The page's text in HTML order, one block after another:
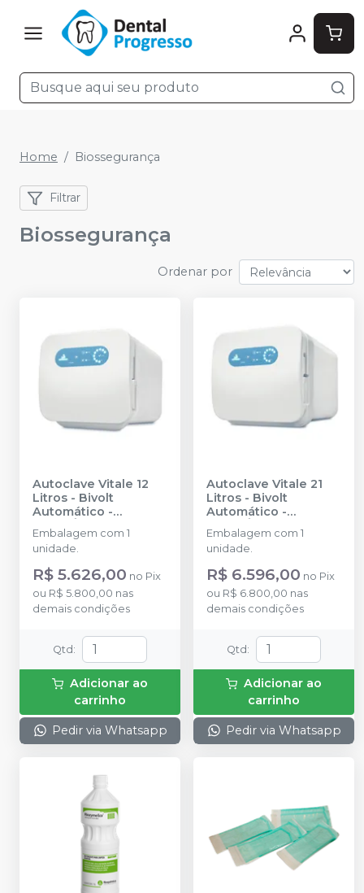
Home Biossegurança
Filtrar
Biossegurança
Ordenar por
Autoclave Vitale 12
Litros - Bivolt
Automático -
CRISTÓFOLI
Embalagem com 1
unidade.
R$ 5.626,00 no Pix
ou R$ 5.800,00 nas
demais condições
Qtd :
Adicionar ao
carrinho
Pedir via Whatsapp
Autoclave Vitale 21
Litros - Bivolt
Automático -
CRISTÓFOLI
Embalagem com 1
unidade.
R$ 6.596,00 no Pix
ou R$ 6.800,00 nas
demais condições
Qtd :
Adicionar ao
carrinho
Pedir via Whatsapp